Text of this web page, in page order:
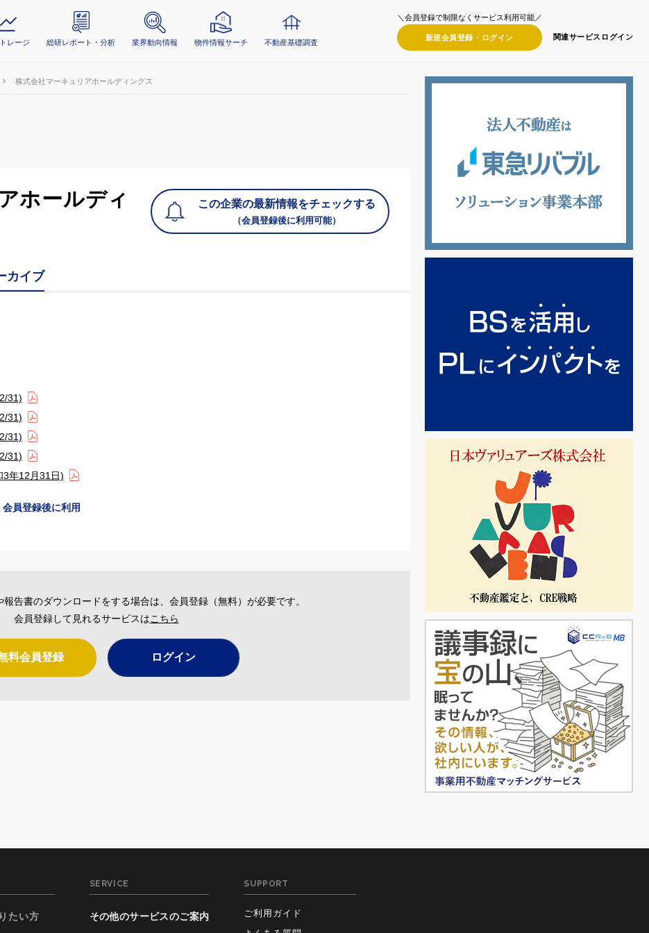
レージ 総研レポート・分析 業界動向情報 物件情報サーチ 不動産基礎調査
＼会員登録で制限なくサービス利用可能／
新規会員登録・ ログイン 関連サービス ログイン
株式会社マーキュリアホールディングス
ホールディ
この企業の最新情報をチェックする
（会員登録後に利用可能）
カイブ
31)
31)
31)
31)
3年12月31日)
員登録後に利用
告書のダウンロードをする場合は、会員登録（無料）が必要です。
会員登録して見れるサービスはこちら
料会員登録 ログイン
たい方
SERVICE
その他のサービスのご案内
SUPPORT
ご利用ガイド